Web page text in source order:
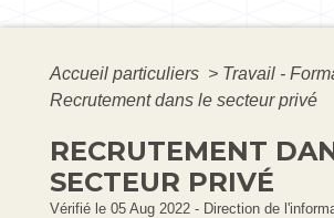
Accueil particuliers > Travail -
Recrutement dans le secteur privé
RECRUTEMENT
SECTEUR PRIVÉ
Vérifié le 05 Aug 2022 - Direction de